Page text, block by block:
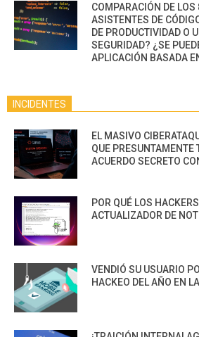
COMPARACIÓN DE
ASISTENTES DE
DE PRODUCTIVIDAD O
SEGURIDAD? ¿SE
APLICACIÓN BASADA
INCIDENTES
EL MASIVO
QUE PRESUNTAMENTE
ACUERDO SECRETO
POR QUÉ LOS
ACTUALIZADOR DE
VENDIÓ SU USUARIO
HACKEO DEL AÑO EN